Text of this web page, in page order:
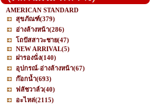
AMERICAN STANDARD
สุขภัณฑ์(379)
อ่างล้างหน้า(286)
โถปัสสาวะชาย(47)
NEW ARRIVAL(5)
ฝารองนั่ง(140)
อุปกรณ์-อ่างล้างหน้า(67)
ก๊อกน้ำ(693)
ฟลัชวาล์ว(40)
อะไหล่(2115)